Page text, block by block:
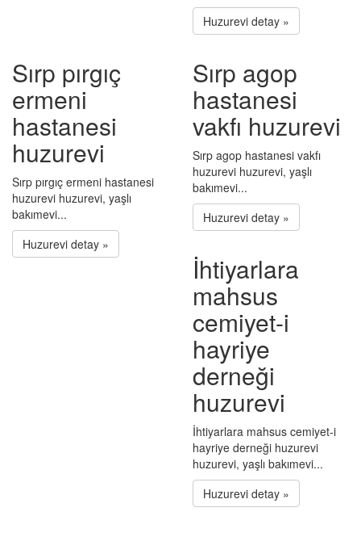
Huzurevi detay »
Sırp pırgıç
ermeni
hastanesi
huzurevi
Sırp pırgıç ermeni hastanesi
huzurevi huzurevi, yaşlı
bakımevi...
Huzurevi detay »
Sırp agop
hastanesi
vakfı huzurevi
Sırp agop hastanesi vakfı
huzurevi huzurevi, yaşlı
bakımevi...
Huzurevi detay »
İhtiyarlara
mahsus
cemiyet-i
hayriye
derneği
huzurevi
İhtiyarlara mahsus cemiyet-i
hayriye derneği huzurevi
huzurevi, yaşlı bakımevi...
Huzurevi detay »